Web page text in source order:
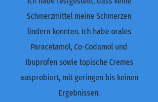
Schmerzmittel meine Schmerzen
lindern konnten. Ich habe orales
Paracetamol, Co-Codamol und
Ibuprofen sowie topische Cremes
ausprobiert, mit geringen bis keinen
Ergebnissen.